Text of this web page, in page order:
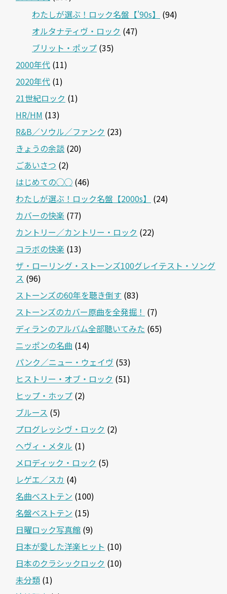
わたしが選ぶ！ロック名盤【'90s】
(94)
オルタナティヴ・ロック (47)
ブリット・ポップ (35)
2000年代 (11)
2020年代 (1)
21世紀ロック (1)
HR/HM (13)
R&B／ソウル／ファンク (23)
きょうの余談 (20)
ごあいさつ (2)
はじめての◯◯ (46)
わたしが選ぶ！ロック名盤【2000s】
(24)
カバーの快楽 (77)
カントリー／カントリー・ロック (22)
コラボの快楽 (13)
ザ・ローリング・ストーンズ100グレイテスト・ソング
ス (96)
ストーンズの60年を聴き倒す (83)
ストーンズのカバー原曲を全発掘！ (7)
ディランのアルバム全部聴いてみた (65)
ニッポンの名曲 (14)
パンク／ニュー・ウェイヴ (53)
ヒストリー・オブ・ロック (51)
ヒップ・ホップ (2)
ブルース (5)
プログレッシヴ・ロック (2)
ヘヴィ・メタル (1)
メロディック・ロック (5)
レゲエ／スカ (4)
名曲ベストテン (100)
名盤ベストテン (15)
日曜ロック写真館 (9)
日本が愛した洋楽ヒット (10)
日本のクラシックロック (10)
未分類 (1)